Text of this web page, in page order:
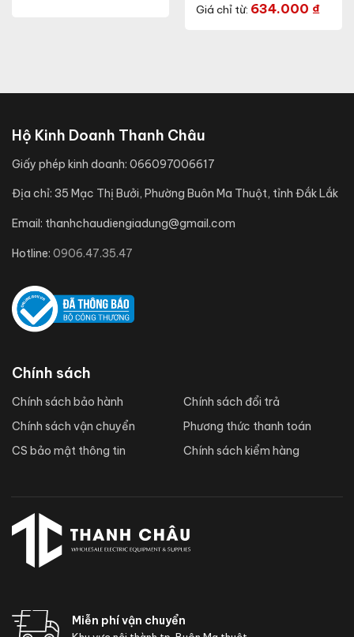
Giá chỉ từ: 634.000 ₫
Hộ Kinh Doanh Thanh Châu
Giấy phép kinh doanh: 066097006617
Địa chỉ: 35 Mạc Thị Bưởi, Phường Buôn Ma Thuột, tỉnh Đắk Lắk
Email: thanhchaudiengiadung@gmail.com
Hotline: 0906.47.35.47
Chính sách
Chính sách bảo hành
Chính sách vận chuyển
CS bảo mật thông tin
Chính sách đổi trả
Phương thức thanh toán
Chính sách kiểm hàng
Miễn phí vận chuyển